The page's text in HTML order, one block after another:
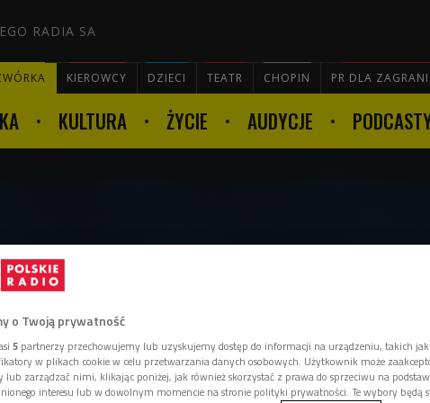
RADIA SA
KIEROWCY DZIECI TEATR CHOPIN PR DLA

KULTURA ŻYCIE AUDYCJE
dokumentu o Kylie
opery mydlanej po ikonę
o Twoją prywatność
5 partnerzy przechowujemy lub uzyskujemy dostęp do informacji na urządzeniu, takich
w plikach cookie w celu przetwarzania danych osobowych. Użytkownik może
lub zarządzać nimi, klikając poniżej, jak również skorzystać z prawa do sprzeciwu na
interesu lub w dowolnym momencie na stronie polityki prywatności. Te wybory będą